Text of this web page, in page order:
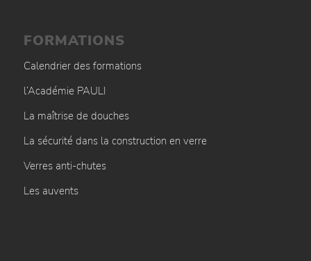
FORMATIONS
Calendrier des formations
l’Académie PAULI
La maîtrise de douches
La sécurité dans la construction en verre
Verres anti-chutes
Les auvents